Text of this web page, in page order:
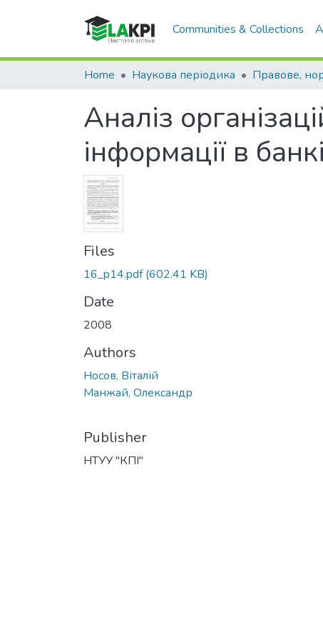
Communities & Collections
Home Наукова періодика
Аналіз
інформації в
Files
16_p14.pdf(602.41 KB)
Date
2008
Authors
Носов, Віталій
Манжай, Олександр
Publisher
НТУУ "КПІ"